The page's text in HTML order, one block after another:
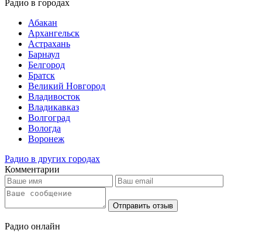
Радио в городах
Абакан
Архангельск
Астрахань
Барнаул
Белгород
Братск
Великий Новгород
Владивосток
Владикавказ
Волгоград
Вологда
Воронеж
Радио в других городах
Комментарии
Отправить отзыв
Радио онлайн